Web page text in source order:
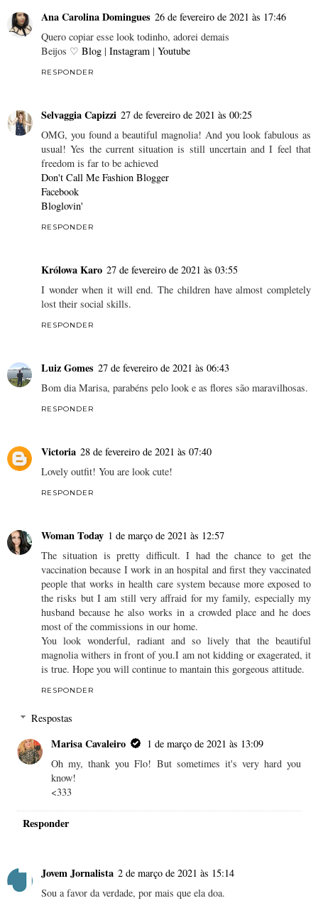
Ana Carolina Domingues 26 de fevereiro de 2021 às 17:46
Quero copiar esse look todinho, adorei demais
Beijos ♡ Blog | Instagram | Youtube
RESPONDER
Selvaggia Capizzi 27 de fevereiro de 2021 às 00:25
OMG, you found a beautiful magnolia! And you look fabulous as
usual! Yes the current situation is still uncertain and I feel that
freedom is far to be achieved
Don't Call Me Fashion Blogger
Facebook
Bloglovin'
RESPONDER
Królowa Karo 27 de fevereiro de 2021 às 03:55
I wonder when it will end. The children have almost completely
lost their social skills.
RESPONDER
Luiz Gomes 27 de fevereiro de 2021 às 06:43
Bom dia Marisa, parabéns pelo look e as flores são maravilhosas.
RESPONDER
Victoria 28 de fevereiro de 2021 às 07:40
Lovely outfit! You are look cute!
RESPONDER
Woman Today 1 de março de 2021 às 12:57
The situation is pretty difficult. I had the chance to get the
vaccination because I work in an hospital and first they vaccinated
people that works in health care system because more exposed to
the risks but I am still very affraid for my family, especially my
husband because he also works in a crowded place and he does
most of the commissions in our home.
You look wonderful, radiant and so lively that the beautiful
magnolia withers in front of you.I am not kidding or exagerated, it
is true. Hope you will continue to mantain this gorgeous attitude.
RESPONDER
Respostas
Marisa Cavaleiro
1 de março de 2021 às 13:09
Oh my, thank you Flo! But sometimes it's very hard you
know!
<333
Responder
Jovem Jornalista 2 de março de 2021 às 15:14
Sou a favor da verdade, por mais que ela doa.